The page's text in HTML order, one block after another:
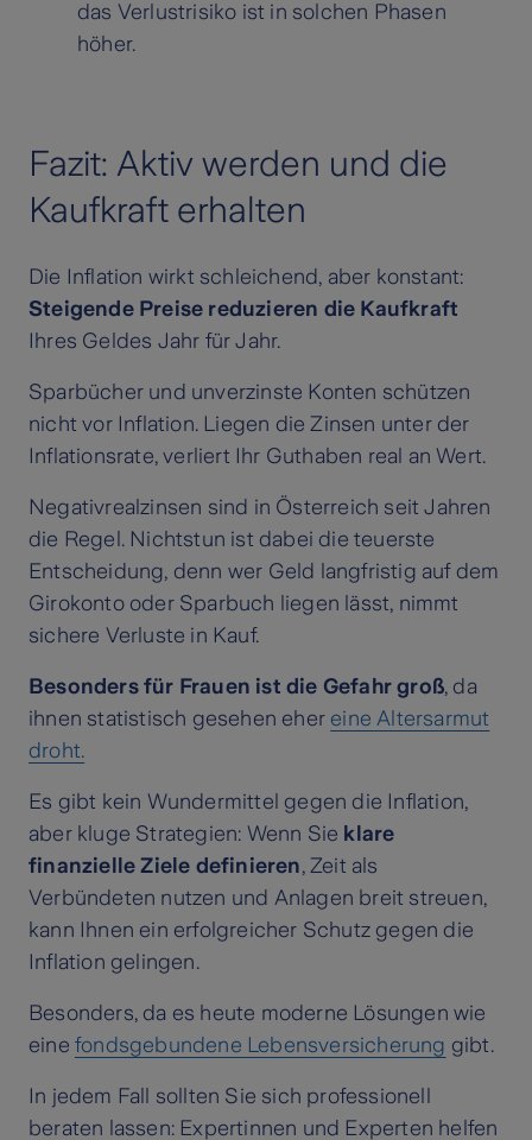
das Verlustrisiko ist in solchen Phasen
höher.
Fazit: Aktiv werden und die
Kaufkraft erhalten
Die Inflation wirkt schleichend, aber konstant:
Steigende Preise reduzieren die Kaufkraft
Ihres Geldes Jahr für Jahr.
Sparbücher und unverzinste Konten schützen
nicht vor Inflation. Liegen die Zinsen unter der
Inflationsrate, verliert Ihr Guthaben real an Wert.
Negativrealzinsen sind in Österreich seit Jahren
die Regel. Nichtstun ist dabei die teuerste
Entscheidung, denn wer Geld langfristig auf dem
Girokonto oder Sparbuch liegen lässt, nimmt
sichere Verluste in Kauf.
Besonders für Frauen ist die Gefahr groß, da
ihnen statistisch gesehen eher eine Altersarmut
droht.
Es gibt kein Wundermittel gegen die Inflation,
aber kluge Strategien: Wenn Sie klare
finanzielle Ziele definieren, Zeit als
Verbündeten nutzen und Anlagen breit streuen,
kann Ihnen ein erfolgreicher Schutz gegen die
Inflation gelingen.
Besonders, da es heute moderne Lösungen wie
eine fondsgebundene Lebensversicherung gibt.
In jedem Fall sollten Sie sich professionell
beraten lassen: Expertinnen und Experten helfen